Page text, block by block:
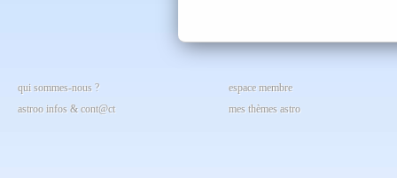
qui sommes-nous ?
astroo infos & cont@ct
espace membre
mes thèmes astro